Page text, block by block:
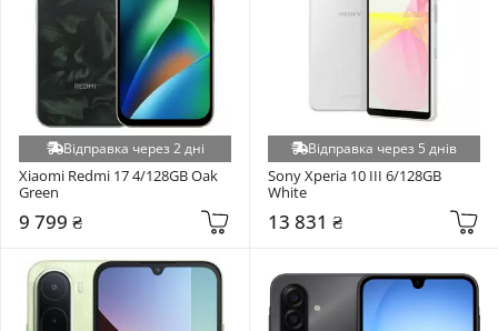
Відправка через 2 дні
Xiaomi Redmi 17 4/128GB Oak
Green
9 799 ₴
Відправка через 5 днів
Sony Xperia 10 III 6/128GB
White
13 831 ₴